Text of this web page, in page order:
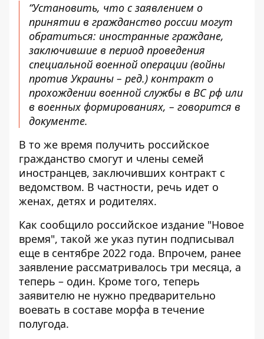
“Установить, что с заявлением о
принятии в гражданство россии могут
обратиться: иностранные граждане,
заключившие в период проведения
специальной военной операции (войны
против Украины – ред.) контракт о
прохождении военной службы в ВС рф или
в военных формированиях, – говорится в
документе.
В то же время получить российское
гражданство смогут и члены семей
иностранцев, заключивших контракт с
ведомством. В частности, речь идет о
женах, детях и родителях.
Как сообщило российское издание "Новое
время", такой же указ путин подписывал
еще в сентябре 2022 года. Впрочем, ранее
заявление рассматривалось три месяца, а
теперь – один. Кроме того, теперь
заявителю не нужно предварительно
воевать в составе морфа в течение
полугода.